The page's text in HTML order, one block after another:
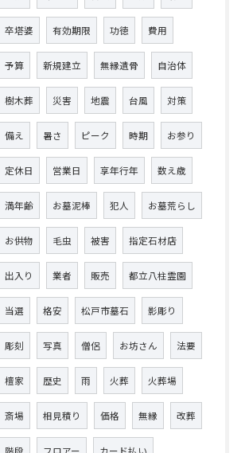
卒塔婆 有効期限 功徳 費用
予算 新規建立 無縁遺骨 自治体
樹木葬 災害 地震 台風 対策
備え 暑さ ピーク 時期 お参り
定休日 営業日 享年行年 数え歳
満年齢 お墓泥棒 犯人 お墓荒らし
お供物 毛虫 被害 指定石材店
出入り 業者 販売 都立八柱霊園
当選 格安 松戸市墓石 影彫り
彫刻 写真 僧侶 お坊さん 法要
檀家 歴史 雨 火葬 火葬場
斎場 相見積り 価格 無縁 改葬